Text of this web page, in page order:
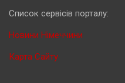
Cписок сервісів порталу:
Новини Німеччини
Карта Сайту